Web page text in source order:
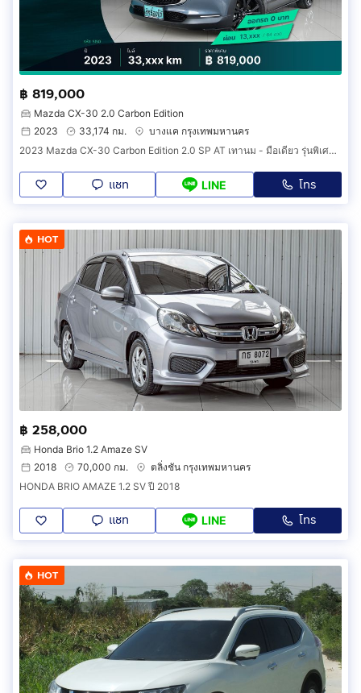
฿ 819,000
Mazda CX-30 2.0 Carbon Edition
2023
33,174 กม.
บางแค กรุงเทพมหานคร
2023 Mazda CX-30 Carbon Edition 2.0 SP AT เทานม - มือเดียว รุ่นพิเศษ คาร์บอน ภายในแดง วารันตี 2027 ประวัติครบ รถบ้าน เจ้าของขายเอง ฟรีดาวน์
แชท LINE โทร
HOT
฿ 258,000
Honda Brio 1.2 Amaze SV
2018
70,000 กม.
ตลิ่งชัน กรุงเทพมหานคร
HONDA BRIO AMAZE 1.2 SV ปี 2018
แชท LINE โทร
HOT